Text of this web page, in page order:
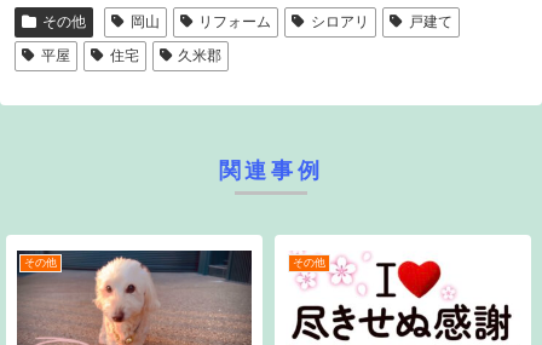
その他 岡山 リフォーム シロアリ
戸建て
平屋
住宅 久米郡
関連事例
その他 その他